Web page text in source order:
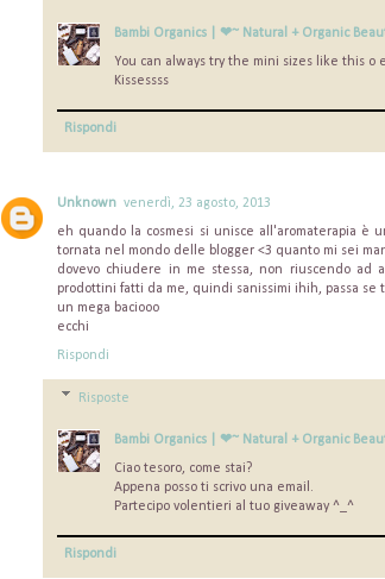
Bambi Organics | ❤~ Natural + Organic
You can always try the mini sizes like this o
Kissessss
Rispondi
Unknown venerdì, 23 agosto, 2013
eh quando la cosmesi si unisce all'aromaterapia è
tornata nel mondo delle blogger <3 quanto mi sei
dovevo chiudere in me stessa, non riuscendo ad
prodottini fatti da me, quindi sanissimi ihih, passa se
un mega baciooo
ecchi
Rispondi
Risposte
Bambi Organics | ❤~ Natural + Organic
Ciao tesoro, come stai?
Appena posso ti scrivo una email.
Partecipo volentieri al tuo giveaway ^_^
Rispondi